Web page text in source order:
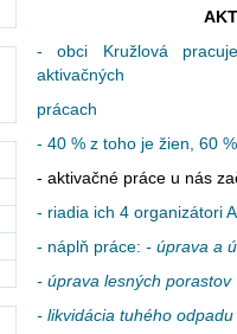
- obci Kružlová
aktivačných
prácach
- 40 % z toho je žien, 60
- aktivačné práce u nás
- riadia ich 4 organizátori
- náplň práce: - úprava a
- úprava lesných porastov
- likvidácia tuhého odpadu